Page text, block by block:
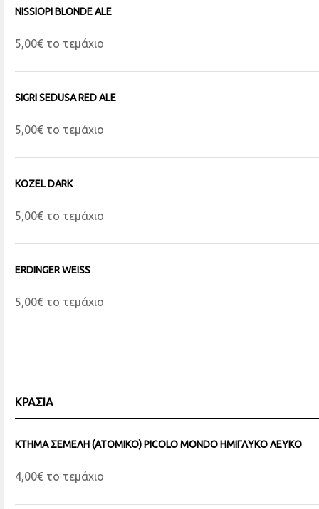
NISSIOPI BLONDE ALE
5,00€ το τεμάχιο
SIGRI SEDUSA RED ALE
5,00€ το τεμάχιο
KOZEL DARK
5,00€ το τεμάχιο
ERDINGER WEISS
5,00€ το τεμάχιο
ΚΡΑΣΙΑ
ΚΤΗΜΑ ΣΕΜΕΛΗ (ΑΤΟΜΙΚΟ) PICOLO MONDO ΗΜΙΓΛΥΚΟ ΛΕΥΚΟ
4,00€ το τεμάχιο